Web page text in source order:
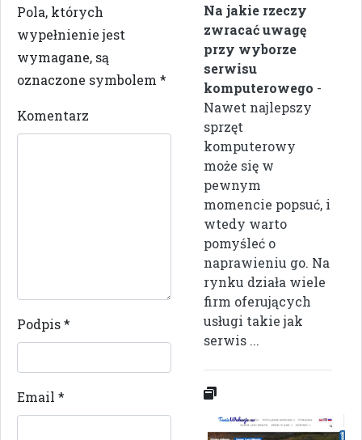
Pola, których
wypełnienie jest
wymagane, są
oznaczone symbolem *
Komentarz
Podpis*
Email *
Na jakie rzeczy
zwracać uwagę
przy wyborze
serwisu
komputerowego -
Nawet najlepszy
sprzęt
komputerowy
może się w
pewnym
momencie popsuć, i
wtedy warto
pomyśleć o
naprawieniu go. Na
rynku działa wiele
firm oferujących
usługi takie jak
serwis ...